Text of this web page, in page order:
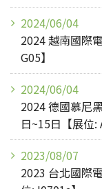
2024/06/04
2024 越南國際
G05】
2024/06/04
2024 德國慕尼
日~15日【展位:
2023/08/07
2023 台北國際